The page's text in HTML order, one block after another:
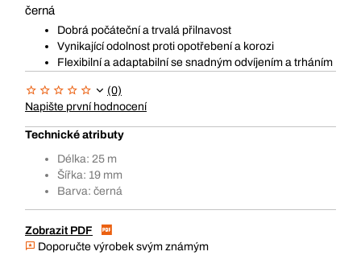
černá
Dobrá počáteční a trvalá přilnavost
Vynikající odolnost proti opotřebení a korozi
Flexibilní a adaptabilní se snadným odvíjením a trháním
(0)
Napište první hodnocení
Technické atributy
Délka: 25 m
Šířka: 19 mm
Barva: černá
Zobrazit PDF
Doporučte výrobek svým známým